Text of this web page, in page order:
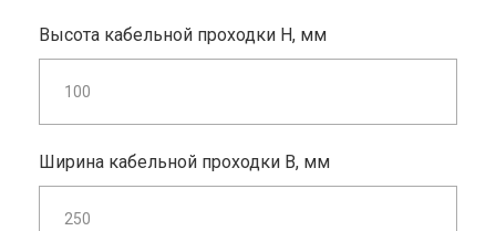
Высота кабельной проходки H, мм
Ширина кабельной проходки B, мм